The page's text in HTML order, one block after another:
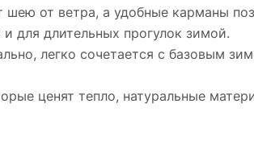
от ветра, а удобные карманы
для длительных прогулок зимой.
легко сочетается с базовым
ценят тепло, натуральные